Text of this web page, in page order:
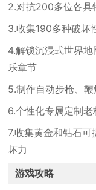
2.对抗200多位各具
3.收集190多种破坏
4.解锁沉浸式世界
乐章节
5.制作自动步枪、
6.个性化专属定制老
7.收集黄金和钻石
坏力
游戏攻略